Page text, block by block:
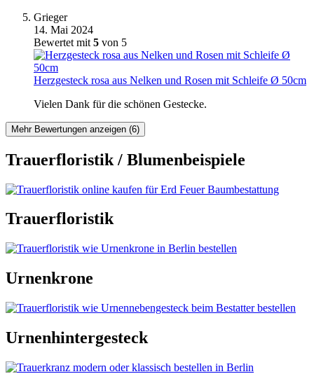
Grieger
14. Mai 2024
Bewertet mit 5 von 5
Herzgesteck rosa aus Nelken und Rosen mit Schleife Ø 50cm
Vielen Dank für die schönen Gestecke.
Mehr Bewertungen anzeigen (6)
Trauerfloristik / Blumenbeispiele
Trauerfloristik
Urnenkrone
Urnenhintergesteck